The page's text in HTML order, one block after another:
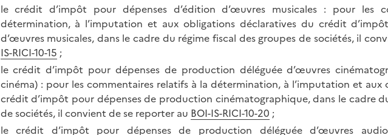
le crédit d’impôt pour dépenses d’édition d’œuvres musicales : pour les
détermination, à l’imputation et aux obligations déclaratives du crédit
d’œuvres musicales, dans le cadre du régime fiscal des groupes de sociétés, il
IS-RICI-10-15 ;
le crédit d’impôt pour dépenses de production déléguée d’œuvres
cinéma) : pour les commentaires relatifs à la détermination, à l’imputation et aux
crédit d’impôt pour dépenses de production cinématographique, dans le cadre
de sociétés, il convient de se reporter au BOI-IS-RICI-10-20 ;
le crédit d’impôt pour dépenses de production déléguée d’œuvres